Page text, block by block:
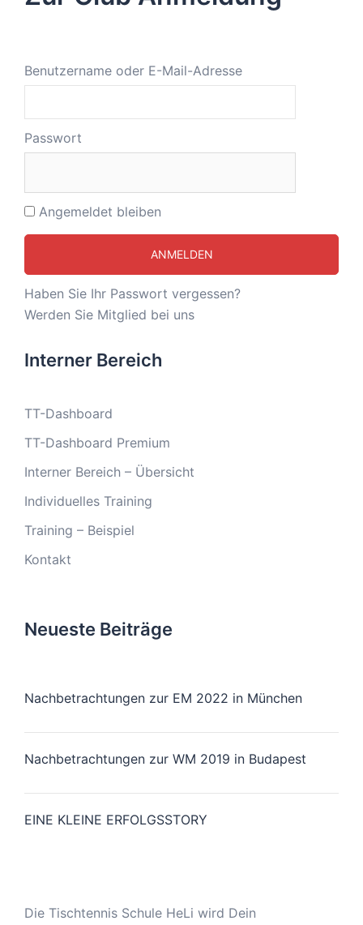
Benutzername oder E-Mail-Adresse
Passwort
Angemeldet bleiben
Haben Sie Ihr Passwort vergessen?
Werden Sie Mitglied bei uns
Interner Bereich
TT-Dashboard
TT-Dashboard Premium
Interner Bereich – Übersicht
Individuelles Training
Training – Beispiel
Kontakt
Neueste Beiträge
Nachbetrachtungen zur EM 2022 in München
Nachbetrachtungen zur WM 2019 in Budapest
EINE KLEINE ERFOLGSSTORY
Die Tischtennis Schule HeLi wird Dein